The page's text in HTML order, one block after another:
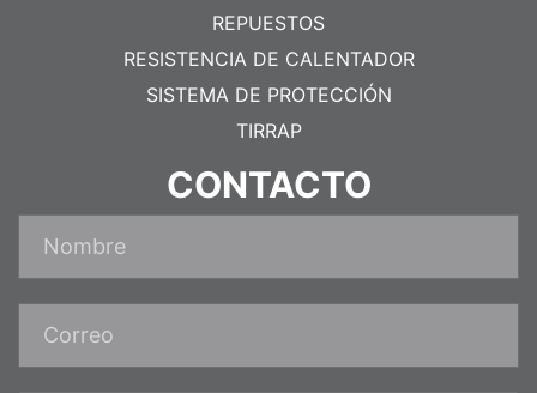
REPUESTOS
RESISTENCIA DE CALENTADOR
SISTEMA DE PROTECCIÓN
TIRRAP
CONTACTO